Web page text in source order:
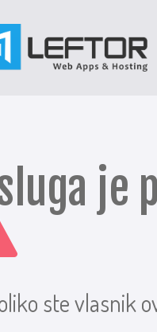
je
ste vlasnik